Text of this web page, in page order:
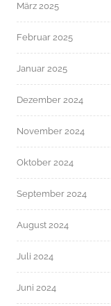
März 2025
Februar 2025
Januar 2025
Dezember 2024
November 2024
Oktober 2024
September 2024
August 2024
Juli 2024
Juni 2024